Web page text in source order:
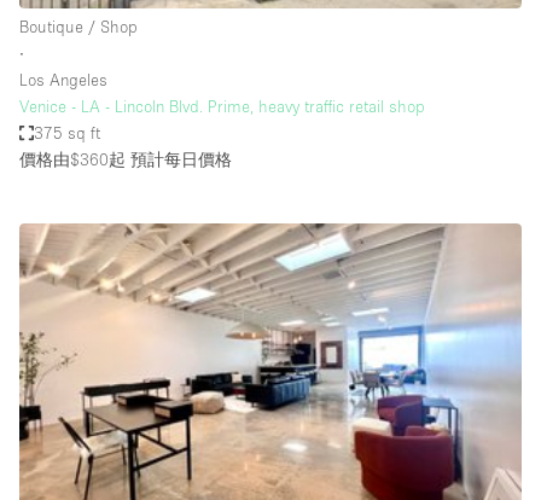
Hall
Lobby Space
Mall Shop
Mansion / House
Office Space
Other
Photo / Filming Studio
Restaurant / Bar / Cafe
Rooftop
Salon
Shop Share
Boutique / Shop
∙
Los Angeles
Venice - LA - Lincoln Blvd. Prime, heavy traffic retail shop
375 sq ft
價格由$360起 預計每日價格